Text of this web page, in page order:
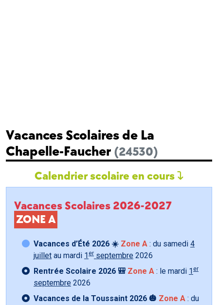
Vacances Scolaires de La
Chapelle-Faucher (24530)
Calendrier scolaire en cours
Vacances Scolaires 2026-2027
ZONE A
Vacances d’Été 2026 ☀️ Zone A : du samedi 4
juillet au mardi 1 er septembre 2026
Rentrée Scolaire 2026 🎒 Zone A : le mardi 1 er
septembre 2026
Vacances de la Toussaint 2026 🎃 Zone A : du